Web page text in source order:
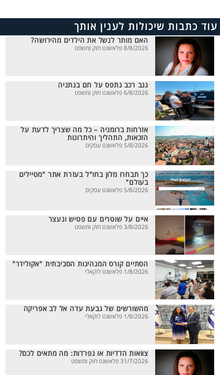
עוד כתבות שיכולות לענין אותך
האם מותר לנשל את הילדים מהירושה?
8/8/2026 פלאשנט חוק ומשפט
גנב רכב נתפס על חם בנתניה
6/8/2026 פלאשנט חוק ומשפט
אזרחות ברומניה – כל מה שצריך לדעת על
הזכאות, התהליך והיתרונות
5/8/2026 פלאשנט עסקים
כך תבחרו מלון בחו"ל בעזרת אתר "מטיילים
בעולם"
5/8/2026 פלאשנט עסקים
איים על שוטרים עם פטיש ונעצר
3/8/2026 פלאשנט חוק ומשפט
הסתיים קורס המנהיגות הסביבתית "אקולידר"
1/8/2026 פלאשנט לוקאלי
מהשורשים של גבעת עדה אל לב אפריקה
1/8/2026 פלאשנט לוקאלי
צוואות הדדיות או נפרדות: מה מתאים לכם?
31/7/2026 פלאשנט חוק ומשפט